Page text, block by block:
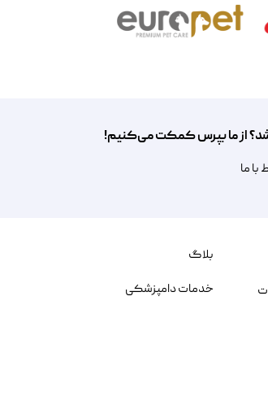
از ما بپرس کمکت می‌کنیم!
با ما
بلاگ
خدمات دامپزشکی